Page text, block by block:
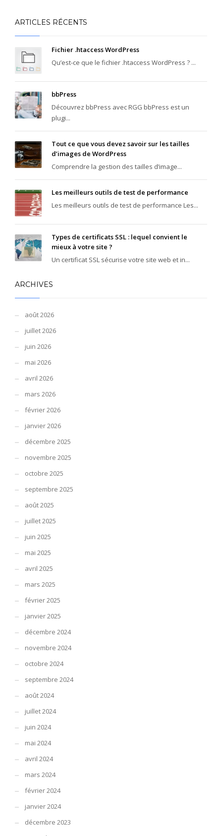
ARTICLES RÉCENTS
Fichier .htaccess WordPress
Qu’est-ce que le fichier .htaccess WordPress ? ...
bbPress
Découvrez bbPress avec RGG bbPress est un
plugi...
Tout ce que vous devez savoir sur les tailles
d’images de WordPress
Comprendre la gestion des tailles d’image...
Les meilleurs outils de test de performance
Les meilleurs outils de test de performance Les...
Types de certificats SSL : lequel convient le
mieux à votre site ?
Un certificat SSL sécurise votre site web et in...
ARCHIVES
août 2026
juillet 2026
juin 2026
mai 2026
avril 2026
mars 2026
février 2026
janvier 2026
décembre 2025
novembre 2025
octobre 2025
septembre 2025
août 2025
juillet 2025
juin 2025
mai 2025
avril 2025
mars 2025
février 2025
janvier 2025
décembre 2024
novembre 2024
octobre 2024
septembre 2024
août 2024
juillet 2024
juin 2024
mai 2024
avril 2024
mars 2024
février 2024
janvier 2024
décembre 2023